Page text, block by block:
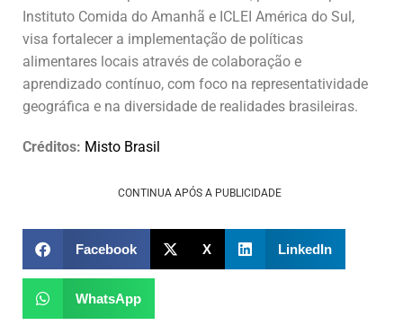
Instituto Comida do Amanhã e ICLEI América do Sul,
visa fortalecer a implementação de políticas
alimentares locais através de colaboração e
aprendizado contínuo, com foco na representatividade
geográfica e na diversidade de realidades brasileiras.
Créditos: Misto Brasil
CONTINUA APÓS A PUBLICIDADE
Facebook X LinkedIn
WhatsApp